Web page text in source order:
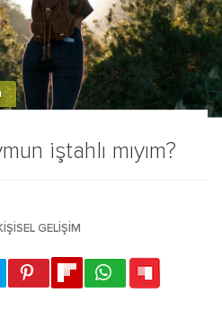
iştahlı mıyım?
GELIŞIM